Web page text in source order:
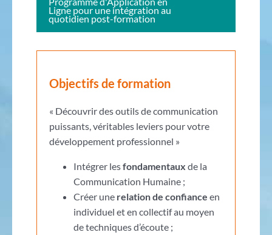
Ligne pour une intégration au
quotidien post-formation
Objectifs de formation
« Découvrir des outils de communication
puissants, véritables leviers pour votre
développement professionnel »
Intégrer lesfondamentaux de la
Communication Humaine ;
Créer une relation de confiance en
individuel et en collectif au moyen
de techniques d’écoute ;